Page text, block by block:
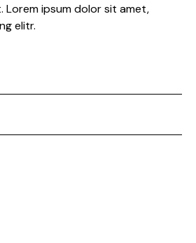
Lorem ipsum dolor sit amet,
elitr.